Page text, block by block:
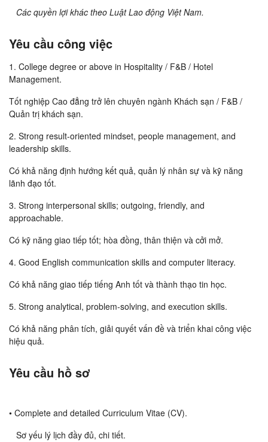
Các quyền lợi khác theo Luật Lao động Việt Nam.
Yêu cầu công việc
1. College degree or above in Hospitality / F&B / Hotel
Management.
Tốt nghiệp Cao đẳng trở lên chuyên ngành Khách sạn / F&B /
Quản trị khách sạn.
2. Strong result-oriented mindset, people management, and
leadership skills.
Có khả năng định hướng kết quả, quản lý nhân sự và kỹ năng
lãnh đạo tốt.
3. Strong interpersonal skills; outgoing, friendly, and
approachable.
Có kỹ năng giao tiếp tốt; hòa đồng, thân thiện và cởi mở.
4. Good English communication skills and computer literacy.
Có khả năng giao tiếp tiếng Anh tốt và thành thạo tin học.
5. Strong analytical, problem-solving, and execution skills.
Có khả năng phân tích, giải quyết vấn đề và triển khai công việc
hiệu quả.
Yêu cầu hồ sơ
• Complete and detailed Curriculum Vitae (CV).
Sơ yếu lý lịch đầy đủ, chi tiết.